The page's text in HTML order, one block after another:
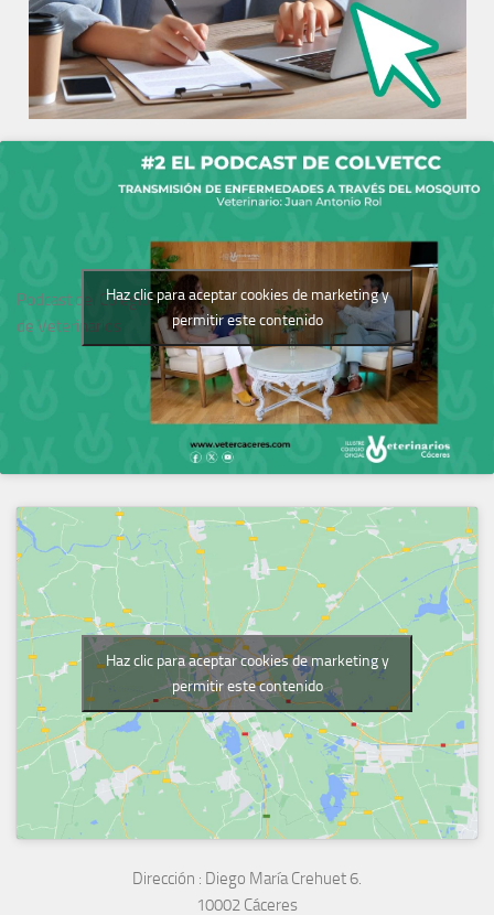
Podcast del Colegio
de Veterinarios
Haz clic para aceptar cookies de marketing y
permitir este contenido
Haz clic para aceptar cookies de marketing y
permitir este contenido
Dirección : Diego María Crehuet 6.
10002 Cáceres